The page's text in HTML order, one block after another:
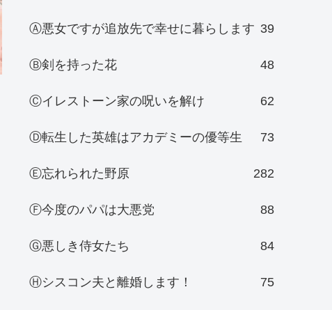
Ⓐ悪女ですが追放先で幸せに暮らします 39
Ⓑ剣を持った花 48
Ⓒイレストーン家の呪いを解け 62
Ⓓ転生した英雄はアカデミーの優等生 73
Ⓔ忘れられた野原 282
Ⓕ今度のパパは大悪党 88
Ⓖ悪しき侍女たち 84
Ⓗシスコン夫と離婚します！ 75